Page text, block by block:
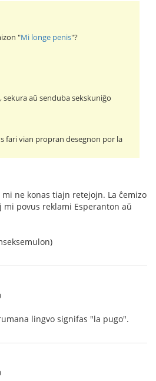
"Mi longe penis"?
sekura aŭ senduba sekskuniĝo
fari vian propran desegnon por la
mi ne konas tiajn retejojn. La ĉemizo
mi povus reklami Esperanton aŭ
lingvo signifas "la pugo".